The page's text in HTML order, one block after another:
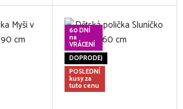
60 DNÍ
na
VRÁCENÍ
DOPRODEJ
POSLEDNÍ
kusy za
tuto cenu